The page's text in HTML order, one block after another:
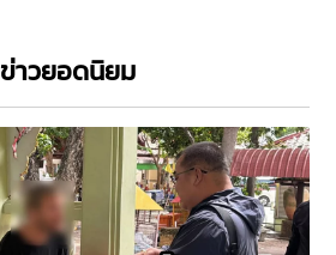
ข่าวยอดนิยม